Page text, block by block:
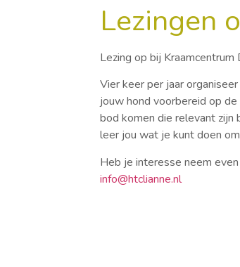
Lezingen
Lezing op bij
Vier keer per jaar
jouw hond voorbereid op
bod komen die relevant zijn
leer jou wat je kunt doen
Heb je interesse neem
info@htclianne.nl